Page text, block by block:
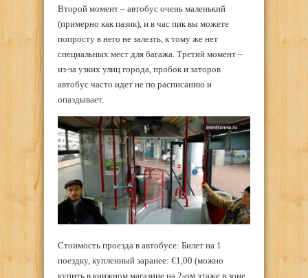
Второй момент – автобус очень маленький
(примерно как пазик), и в час пик вы можете
попросту в него не залезть, к тому же нет
специальных мест для багажа. Третий момент –
из-за узких улиц города, пробок и заторов
автобус часто идет не по расписанию и
опаздывает.
Стоимость проезда в автобусе: Билет на 1
поездку, купленный заранее: €1,00 (можно
купить в книжном магазине на 2-ом этаже в зоне